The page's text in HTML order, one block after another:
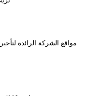
مواقع الشركة الرائدة